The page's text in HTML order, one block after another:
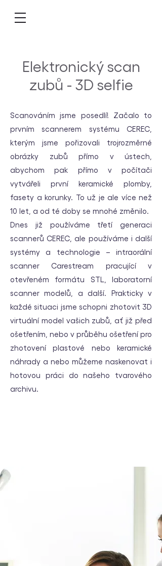
Elektronický scan
zubů - 3D selfie
Scanováním jsme posedlí! Začalo to
prvním scannerem systému CEREC,
kterým jsme pořizovali trojrozměrné
obrázky zubů přímo v ústech,
abychom pak přímo v počítači
vytvářeli první keramické plomby,
fasety a korunky. To už je ale více než
10 let, a od té doby se mnohé změnilo.
Dnes již používáme třetí generaci
scannerů CEREC, ale používáme i další
systémy a technologie – intraorální
scanner Carestream pracující v
otevřeném formátu STL, laboratorní
scanner modelů, a další. Prakticky v
každé situaci jsme schopni zhotovit 3D
virtuální model vašich zubů, ať již před
ošetřením, nebo v průběhu ošetření pro
zhotovení plastové nebo keramické
náhrady a nebo můžeme naskenovat i
hotovou práci do našeho tvarového
archivu.